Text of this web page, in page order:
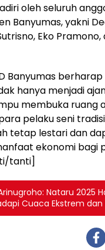
oleh seluruh
Banyumas, yakni
Eko
Banyumas
hanya menjadi
membuka ruang
pelaku seni
tetap lestari dan
ekonomi bagi
tanti]
Nataru 2025
Cuaca Ekstrem dan
Jawa